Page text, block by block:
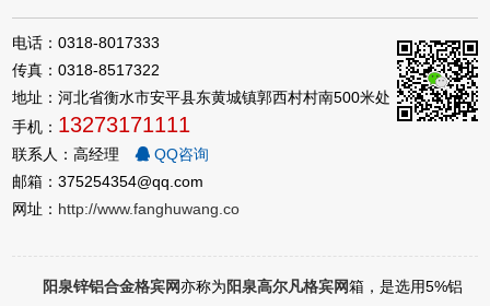
电话：0318-8017333
传真：0318-8517322
地址：河北省衡水市安平县东黄城镇郭西村村南500米处
手机： 13273171111
联系人：高经理
QQ咨询
邮箱：375254354@qq.com
网址： http://www.fanghuwang.co
阳泉锌铝合金格宾网亦称为阳泉高尔凡格宾网箱，是选用5%铝